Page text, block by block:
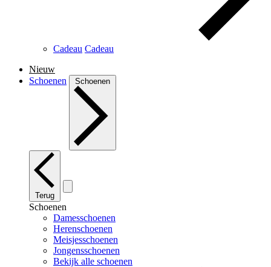
Cadeau Cadeau
Nieuw
Schoenen
Schoenen
Terug
Schoenen
Damesschoenen
Herenschoenen
Meisjesschoenen
Jongensschoenen
Bekijk alle schoenen